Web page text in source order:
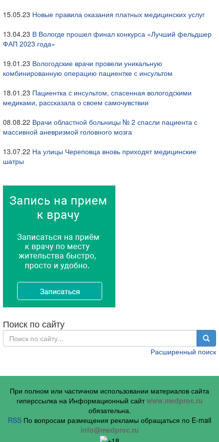
15.05.23 Новые правила оказания платных медицинских услуг
13.04.23 В Вологде прошел финал конкурса «Лучший фельдшер
ФАП 2023 года»
19.01.23 Вологодские врачи провели уникальную
комбинированную операцию пациентке с инсультом
18.01.23 Пациентка с инсультом, спасенная вологодскими
медиками, рассказала о своем самочувствии
08.08.22 Врачи областной больницы № 2 спасли пациента с
массивной аневризмой головного мозга
13.07.22 На улицы Череповца вновь приходят медицинские
шатры
Поиск по сайту
Расширенный поиск
При полном или частичном использовании материалов сайта
гиперссылка на Информационный сайтwww.medproc.ru
обязательна.
RSS По вопросам размещения рекламы обращаться по E-mail
info@medproc.ru